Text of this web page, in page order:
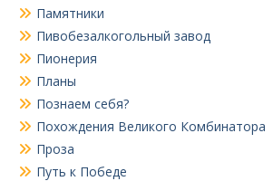
Памятники
Пивобезалкогольный завод
Пионерия
Планы
Познаем себя?
Похождения Великого Комбинатора
Проза
Путь к Победе